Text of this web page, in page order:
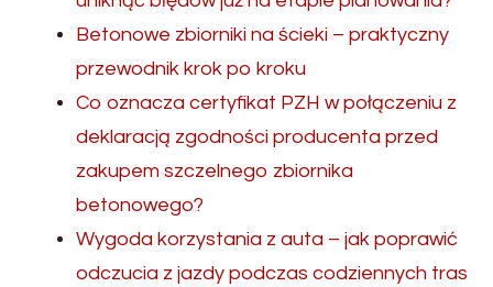
Betonowe zbiorniki na ścieki – praktyczny
przewodnik krok po kroku
Co oznacza certyfikat PZH w połączeniu z
deklaracją zgodności producenta przed
zakupem szczelnego zbiornika
betonowego?
Wygoda korzystania z auta – jak poprawić
odczucia z jazdy podczas codziennych tras